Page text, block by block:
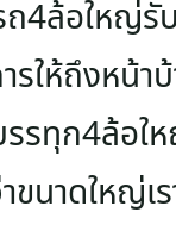
ล้อใหญ่รั
ให้ถึงหน้า
รทุก4ล้อใ
นาดใหญ่เ